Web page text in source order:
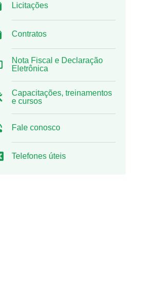
Licitações
Contratos
Nota Fiscal e Declaração
Eletrônica
Capacitações, treinamentos
e cursos
Fale conosco
Telefones úteis